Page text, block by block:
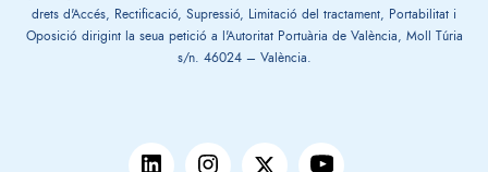
drets d'Accés, Rectificació, Supressió, Limitació del tractament, Portabilitat i
Oposició dirigint la seua petició a l'Autoritat Portuària de València, Moll Túria
s/n. 46024 – València.